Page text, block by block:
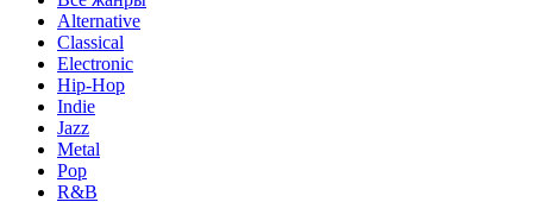
Alternative
Classical
Electronic
Hip-Hop
Indie
Jazz
Metal
Pop
R&B